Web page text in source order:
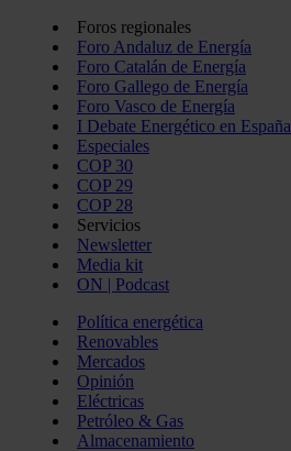
Foros regionales
Foro Andaluz de Energía
Foro Catalán de Energía
Foro Gallego de Energía
Foro Vasco de Energía
I Debate Energético en España
Especiales
COP 30
COP 29
COP 28
Servicios
Newsletter
Media kit
ON | Podcast
Política energética
Renovables
Mercados
Opinión
Eléctricas
Petróleo & Gas
Almacenamiento